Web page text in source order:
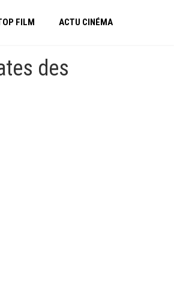
FILM ACTU CINÉMA
des